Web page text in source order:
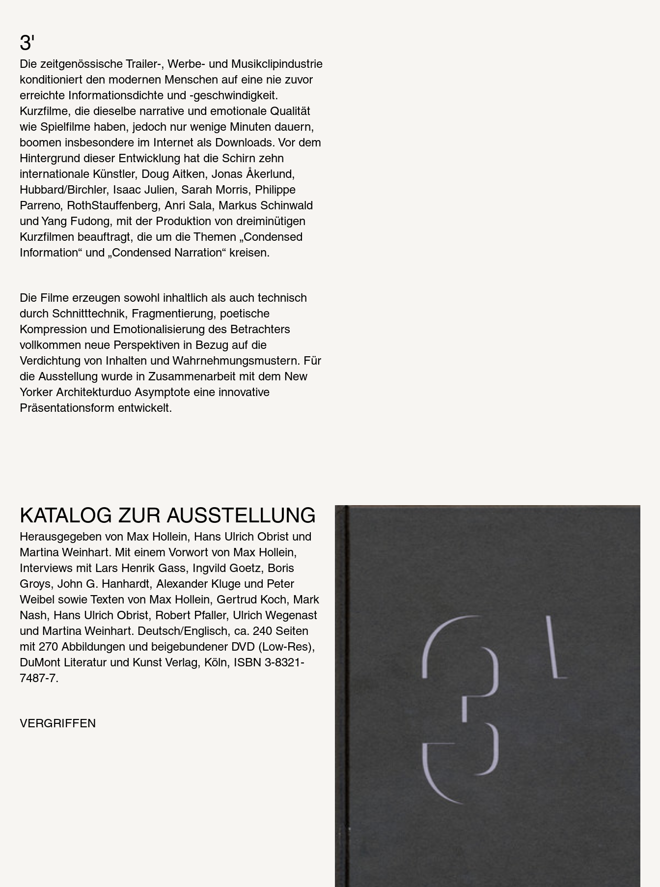
3'
Die zeitgenössische Trailer-, Werbe- und Musikclipindustrie
konditioniert den modernen Menschen auf eine nie zuvor
erreichte Informationsdichte und -geschwindigkeit.
Kurzfilme, die dieselbe narrative und emotionale Qualität
wie Spielfilme haben, jedoch nur wenige Minuten dauern,
boomen insbesondere im Internet als Downloads. Vor dem
Hintergrund dieser Entwicklung hat die Schirn zehn
internationale Künstler, Doug Aitken, Jonas Åkerlund,
Hubbard/Birchler, Isaac Julien, Sarah Morris, Philippe
Parreno, RothStauffenberg, Anri Sala, Markus Schinwald
und Yang Fudong, mit der Produktion von dreiminütigen
Kurzfilmen beauftragt, die um die Themen „Condensed
Information“ und „Condensed Narration“ kreisen.
Die Filme erzeugen sowohl inhaltlich als auch technisch
durch Schnitttechnik, Fragmentierung, poetische
Kompression und Emotionalisierung des Betrachters
vollkommen neue Perspektiven in Bezug auf die
Verdichtung von Inhalten und Wahrnehmungsmustern. Für
die Ausstellung wurde in Zusammenarbeit mit dem New
Yorker Architekturduo Asymptote eine innovative
Präsentationsform entwickelt.
KATALOG ZUR AUSSTELLUNG
Herausgegeben von Max Hollein, Hans Ulrich Obrist und
Martina Weinhart. Mit einem Vorwort von Max Hollein,
Interviews mit Lars Henrik Gass, Ingvild Goetz, Boris
Groys, John G. Hanhardt, Alexander Kluge und Peter
Weibel sowie Texten von Max Hollein, Gertrud Koch, Mark
Nash, Hans Ulrich Obrist, Robert Pfaller, Ulrich Wegenast
und Martina Weinhart. Deutsch/Englisch, ca. 240 Seiten
mit 270 Abbildungen und beigebundener DVD (Low-Res),
DuMont Literatur und Kunst Verlag, Köln, ISBN 3-8321-
7487-7.
VERGRIFFEN